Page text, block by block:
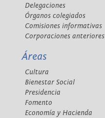
Delegaciones
Órganos colegiados
Comisiones informativas
Corporaciones anteriores
Áreas
Cultura
Bienestar Social
Presidencia
Fomento
Economía y Hacienda